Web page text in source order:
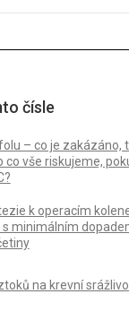
čísle
– co je zakázáno,
co vše riskujeme,
k operacím
minimálním
na krevní